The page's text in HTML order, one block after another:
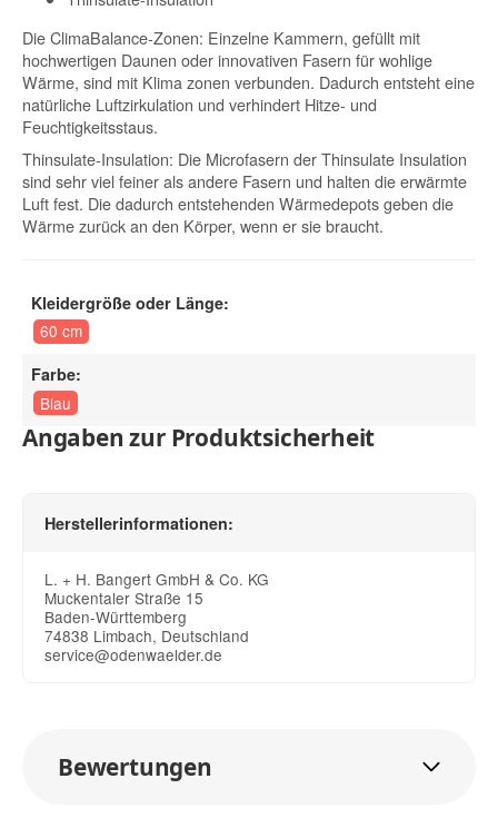
Die ClimaBalance-Zonen: Einzelne Kammern, gefüllt mit
hochwertigen Daunen oder innovativen Fasern für wohlige
Wärme, sind mit Klima zonen verbunden. Dadurch entsteht eine
natürliche Luftzirkulation und verhindert Hitze- und
Feuchtigkeitsstaus.
Thinsulate-Insulation: Die Microfasern der Thinsulate Insulation
sind sehr viel feiner als andere Fasern und halten die erwärmte
Luft fest. Die dadurch entstehenden Wärmedepots geben die
Wärme zurück an den Körper, wenn er sie braucht.
Kleidergröße oder Länge:
60 cm
Farbe:
Blau
Angaben zur Produktsicherheit
Herstellerinformationen:
L. + H. Bangert GmbH & Co. KG
Muckentaler Straße 15
Baden-Württemberg
74838 Limbach, Deutschland
service@odenwaelder.de
Bewertungen